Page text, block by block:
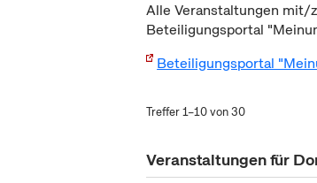
Alle Veranstaltungen mit/
Beteiligungsportal
Beteiligungsportal
Treffer 1–10 von 30
Veranstaltungen für